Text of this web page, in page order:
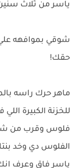
ياسر من ثلاث
شوقي بموافهه
حقك!
ماهر حرك راسه
للخزنة الكبيرة
فلوس وقرب من
الفلوس دي وخد
ياسر فاق وعرف